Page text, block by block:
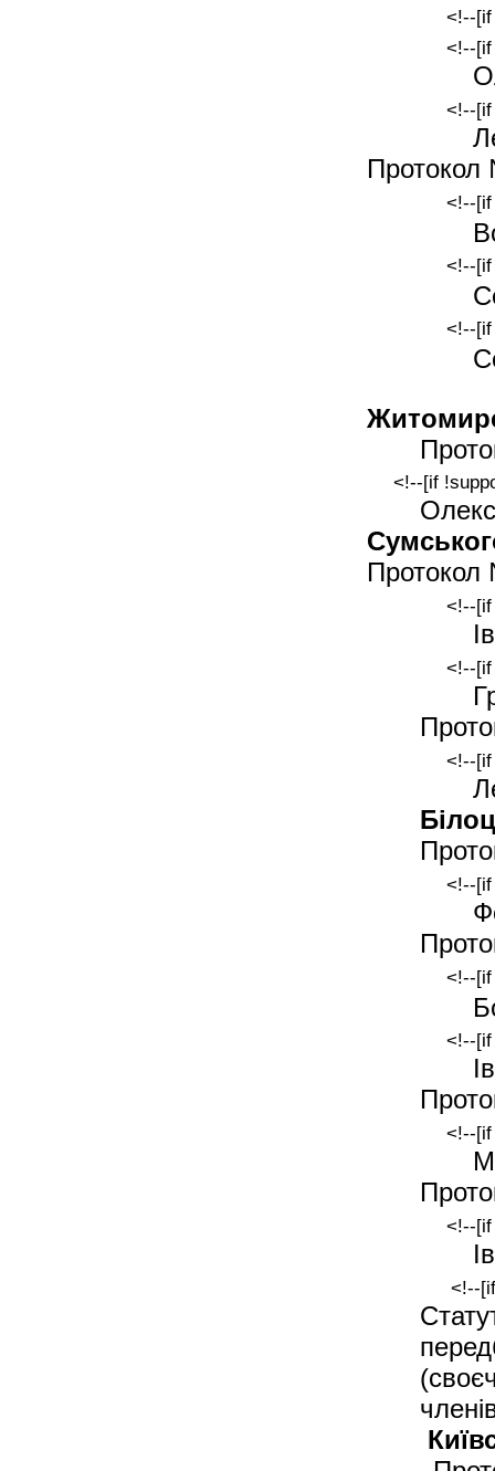
<!--
<!--
<!--
Протокол
<!--
<!--
<!--
<!--[if
Протокол
<!--
<!--
<!--
<!--
<!--
<!--
<!--
<!--
<!--